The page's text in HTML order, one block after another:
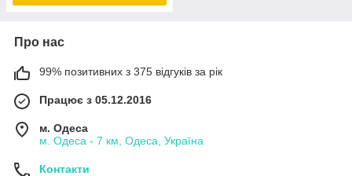
Про нас
99% позитивних з 375 відгуків за рік
Працює з 05.12.2016
м. Одеса
м. Одеса - 7 км, Одеса, Україна
Контакти